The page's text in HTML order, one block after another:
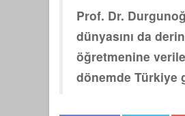
Prof. Dr.
dünyasını da
öğretmenine
dönemde Türkiye